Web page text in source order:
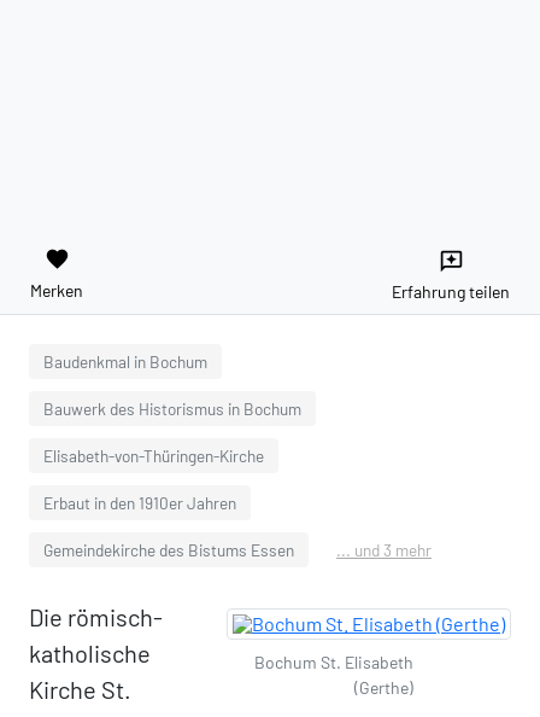
favorite
Merken
reviews
Erfahrung teilen
Baudenkmal in Bochum
Bauwerk des Historismus in Bochum
Elisabeth-von-Thüringen-Kirche
Erbaut in den 1910er Jahren
Gemeindekirche des Bistums Essen ... und 3 mehr
Bochum St. Elisabeth
(Gerthe)
Die römisch-
katholische
Kirche St.